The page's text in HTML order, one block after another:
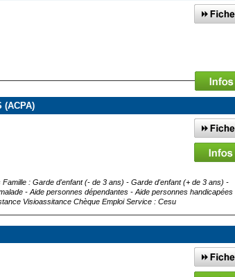
(ACPA)
: Garde d'enfant (- de 3 ans) - Garde d'enfant (+ de 3 ans) -
- Aide personnes dépendantes - Aide personnes handicapées
Visioassitance Chèque Emploi Service : Cesu